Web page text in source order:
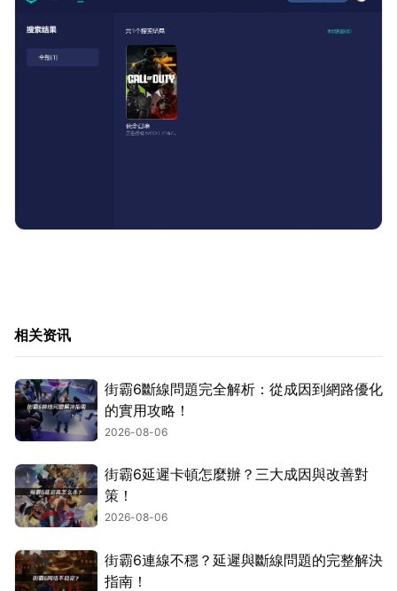
相关资讯
街霸6斷線問題完全解析：從成因到網路優化
的實用攻略！
2026-08-06
街霸6延遲卡頓怎麼辦？三大成因與改善對
策！
2026-08-06
街霸6連線不穩？延遲與斷線問題的完整解決
指南！